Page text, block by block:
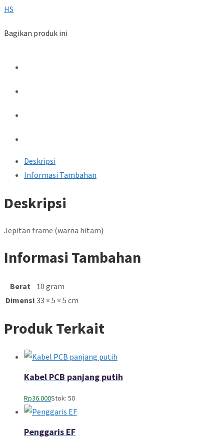
HS
Bagikan produk ini
Deskripsi
Informasi Tambahan
Deskripsi
Jepitan frame (warna hitam)
Informasi Tambahan
Berat
10 gram
Dimensi 33 × 5 × 5 cm
Produk Terkait
Kabel PCB panjang putih
Rp36.000Stok: 50
Penggaris EF